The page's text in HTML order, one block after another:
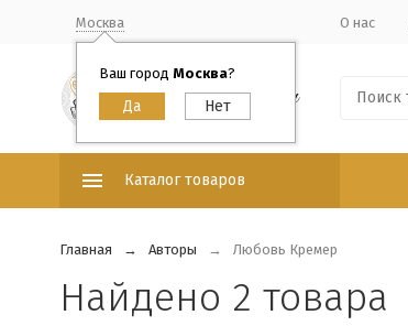
Москва
Ваш город Москва?
О нас
Каталог товаров
Главная Авторы Любовь Кремер
Найдено 2 товара